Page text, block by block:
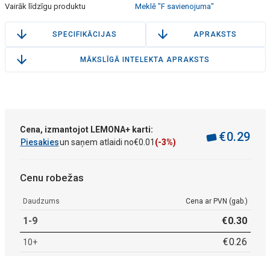
Vairāk līdzīgu produktu Meklē "F savienojuma"
SPECIFIKĀCIJAS APRAKSTS
MĀKSLĪGĀ INTELEKTA APRAKSTS
Cena, izmantojot LEMONA+ karti:
Piesakiesun saņem atlaidi no€0 01 (-3%) €0.29
Cenu robežas
Daudzums Cena ar PVN (gab.)
1-9 €0.30
10+ €0.26